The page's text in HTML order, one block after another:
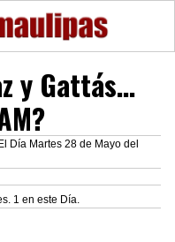
y Gattás…
El Día Martes 28 de Mayo del
1 en este Día.